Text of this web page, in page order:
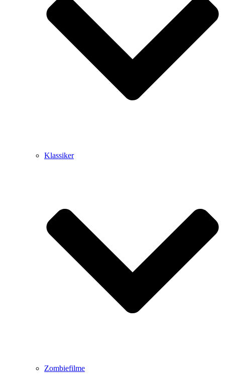
Klassiker
Zombiefilme